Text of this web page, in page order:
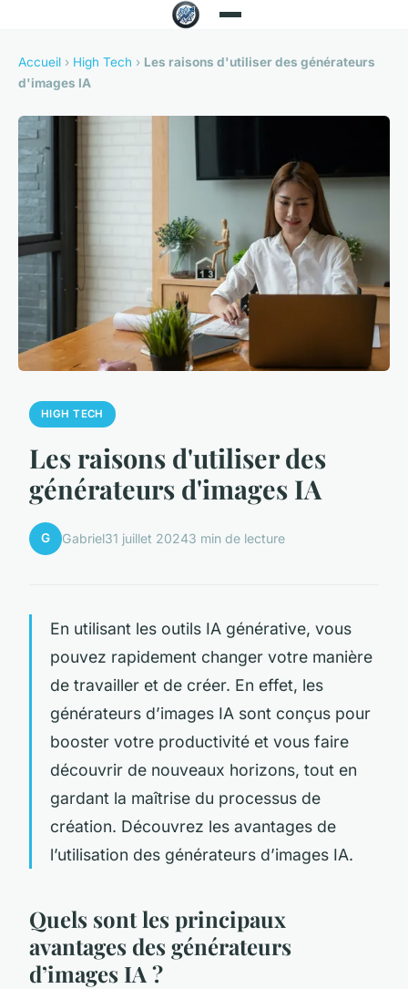
Accueil › High Tech › Les raisons d'utiliser des générateurs
d'images IA
HIGH TECH
Les raisons d'utiliser des
générateurs d'images IA
G Gabriel31 juillet 20243 min de lecture
En utilisant les outils IA générative, vous
pouvez rapidement changer votre manière
de travailler et de créer. En effet, les
générateurs d’images IA sont conçus pour
booster votre productivité et vous faire
découvrir de nouveaux horizons, tout en
gardant la maîtrise du processus de
création. Découvrez les avantages de
l’utilisation des générateurs d’images IA.
Quels sont les principaux
avantages des générateurs
d’images IA ?